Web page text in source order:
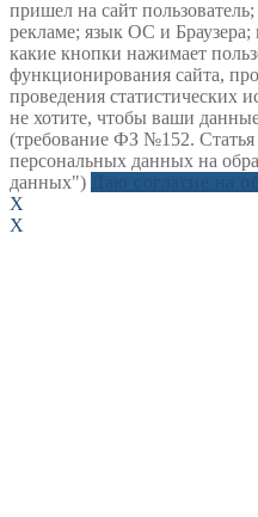
пришел на сайт
рекламе; язык ОС и
какие кнопки нажимает
функционирования сайта,
проведения статистических
не хотите, чтобы ваши
(требование ФЗ №152. Статья
персональных данных на
данных")
X
X